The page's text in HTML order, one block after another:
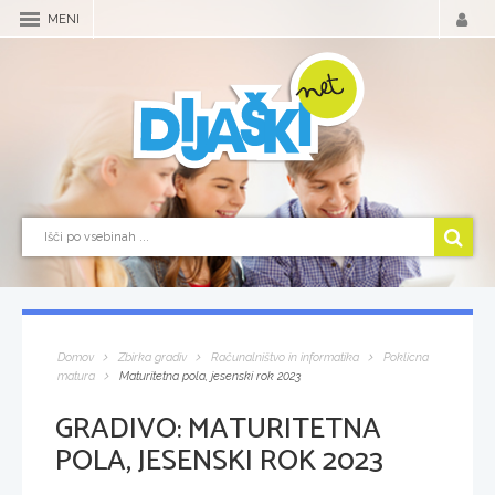
MENI
Domov Zbirka gradiv Računalništvo in informatika
Poklicna
matura
Maturitetna pola, jesenski rok 2023
GRADIVO:MATURITETNA
POLA, JESENSKI ROK 2023